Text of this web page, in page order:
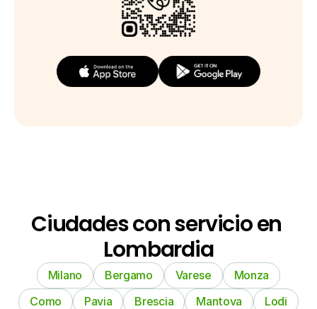
Ciudades con servicio en
Lombardia
Milano Bergamo Varese
Monza
Como
Pavia Brescia Mantova
Lodi